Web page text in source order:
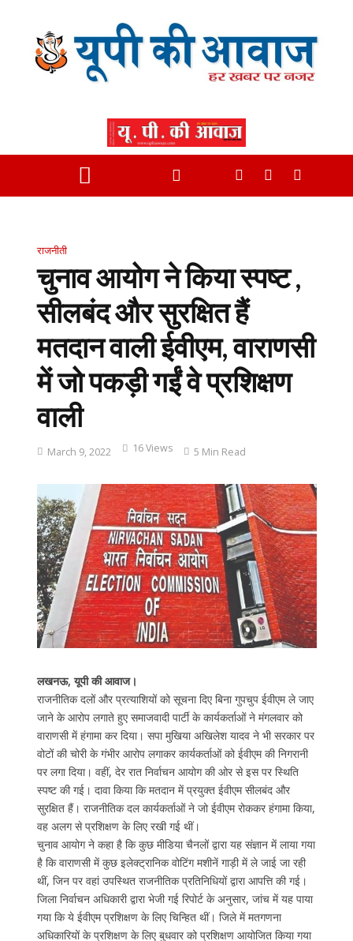
राजनीती
चुनाव आयोग ने किया स्पष्ट ,
सीलबंद और सुरक्षित हैं
मतदान वाली ईवीएम, वाराणसी
में जो पकड़ी गईं वे प्रशिक्षण
वाली
March 9, 2022 16 Views 5 Min Read
लखनऊ, यूपी की आवाज।
राजनीतिक दलों और प्रत्याशियों को सूचना दिए बिना गुपचुप ईवीएम ले जाए
जाने के आरोप लगाते हुए समाजवादी पार्टी के कार्यकर्ताओं ने मंगलवार को
वाराणसी में हंगामा कर दिया। सपा मुखिया अखिलेश यादव ने भी सरकार पर
वोटों की चोरी के गंभीर आरोप लगाकर कार्यकर्ताओं को ईवीएम की निगरानी
पर लगा दिया। वहीं, देर रात निर्वाचन आयोग की ओर से इस पर स्थिति
स्पष्ट की गई। दावा किया कि मतदान में प्रयुक्त ईवीएम सीलबंद और
सुरक्षित हैं। राजनीतिक दल कार्यकर्ताओं ने जो ईवीएम रोककर हंगामा किया,
वह अलग से प्रशिक्षण के लिए रखी गई थीं।
चुनाव आयोग ने कहा है कि कुछ मीडिया चैनलों द्वारा यह संज्ञान में लाया गया
है कि वाराणसी में कुछ इलेक्ट्रानिक वोटिंग मशीनें गाड़ी में ले जाई जा रही
थीं, जिन पर वहां उपस्थित राजनीतिक प्रतिनिधियों द्वारा आपत्ति की गई।
जिला निर्वाचन अधिकारी द्वारा भेजी गई रिपोर्ट के अनुसार, जांच में यह पाया
गया कि ये ईवीएम प्रशिक्षण के लिए चिन्हित थीं। जिले में मतगणना
अधिकारियों के प्रशिक्षण के लिए बुधवार को प्रशिक्षण आयोजित किया गया